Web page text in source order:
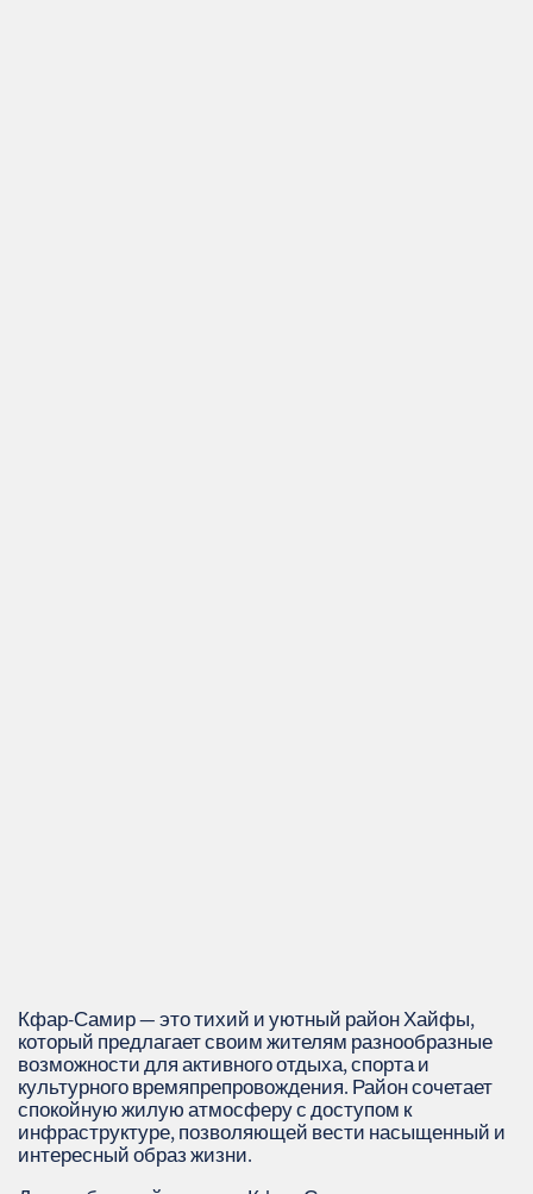
Кфар-Самир — это тихий и уютный район Хайфы,
который предлагает своим жителям разнообразные
возможности для активного отдыха, спорта и
культурного времяпрепровождения. Район сочетает
спокойную жилую атмосферу с доступом к
инфраструктуре, позволяющей вести насыщенный и
интересный образ жизни.